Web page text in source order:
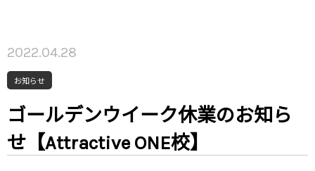
2022.04.28
お知らせ
ゴールデンウイーク休業のお知ら
せ【Attractive ONE校】